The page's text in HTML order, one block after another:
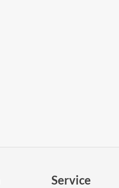
Service